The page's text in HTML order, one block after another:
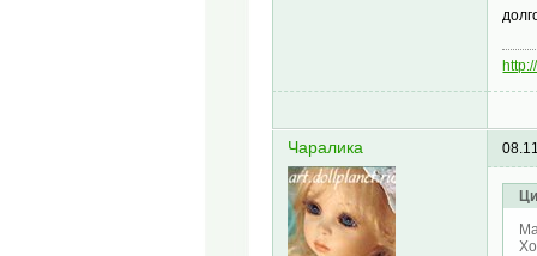
Чаралика